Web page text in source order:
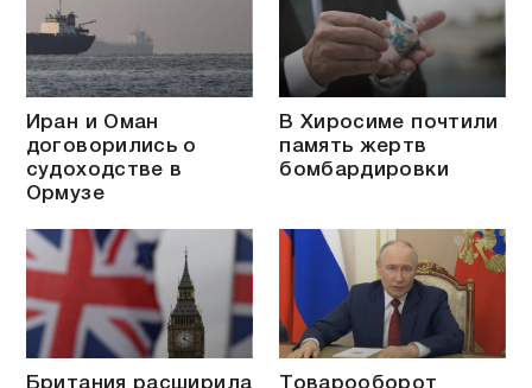
Иран и Оман
договорились о
судоходстве в
Ормузе
В Хиросиме почтили
память жертв
бомбардировки
Британия расширила
Товарооборот